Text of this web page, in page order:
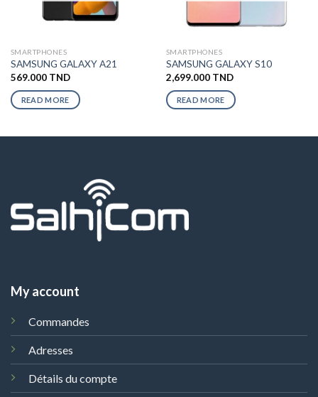
SMARTPHONES
SAMSUNG GALAXY A21
569.000 TND
READ MORE
SMARTPHONES
SAMSUNG GALAXY S10
2,699.000 TND
READ MORE
My account
Commandes
Adresses
Détails du compte